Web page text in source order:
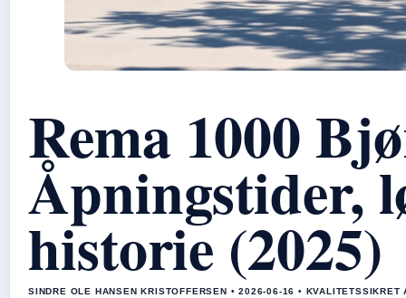
Rema 1000
Åpningstider,
historie (2025)
SINDRE OLE HANSEN KRISTOFFERSEN • 2026-06-16 • KVALITETSSIKRET